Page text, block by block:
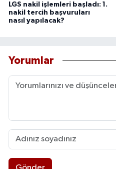
LGS nakil işlemleri başladı: 1.
nakil tercih başvuruları
nasıl yapılacak?
Yorumlar